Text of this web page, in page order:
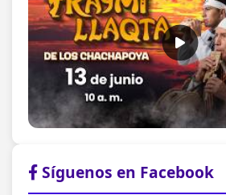
Síguenos en Facebook